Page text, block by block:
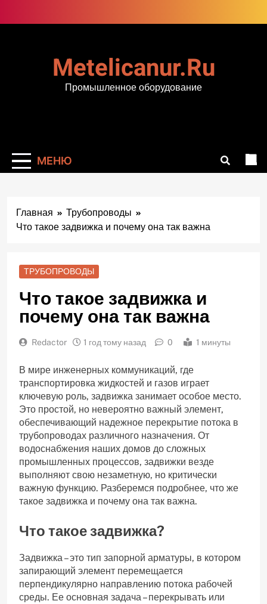
к
Metelicanur.ru
Промышленное оборудование
МЕНЮ
Главная
Трубопроводы
Что такое задвижка и почему она так важна
ТРУБОПРОВОДЫ
Что такое задвижка и
почему она так важна
Redactor 1 год тому назад 0 1 минуты
В мире инженерных коммуникаций‚ где
транспортировка жидкостей и газов играет
ключевую роль‚ задвижка занимает особое место.
Это простой‚ но невероятно важный элемент‚
обеспечивающий надежное перекрытие потока в
трубопроводах различного назначения. От
водоснабжения наших домов до сложных
промышленных процессов‚ задвижки везде
выполняют свою незаметную‚ но критически
важную функцию. Разберемся подробнее‚ что же
такое задвижка и почему она так важна.
Что такое задвижка?
Задвижка – это тип запорной арматуры‚ в котором
запирающий элемент перемещается
перпендикулярно направлению потока рабочей
среды. Ее основная задача – перекрывать или